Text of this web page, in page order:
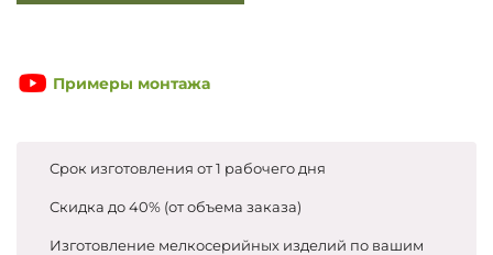
Примеры монтажа
Срок изготовления от 1 рабочего дня
Скидка до 40% (от объема заказа)
Изготовление мелкосерийных изделий по вашим